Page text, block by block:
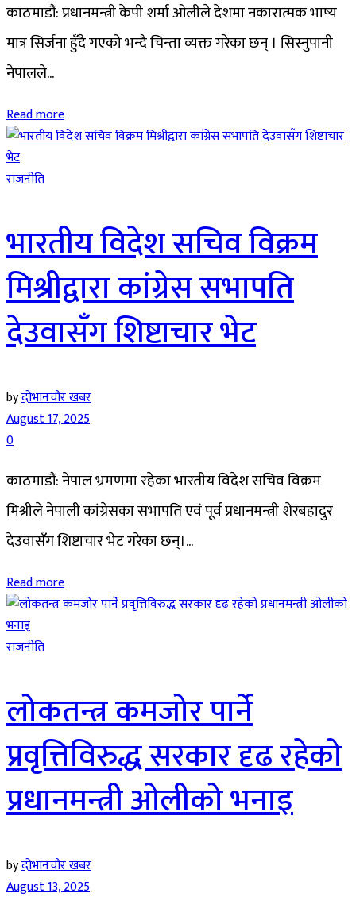
काठमाडौं: प्रधानमन्त्री केपी शर्मा ओलीले देशमा नकारात्मक भाष्य
मात्र सिर्जना हुँदै गएको भन्दै चिन्ता व्यक्त गरेका छन् । सिस्नुपानी
नेपालले...
Read more
राजनीति
भारतीय विदेश सचिव विक्रम
मिश्रीद्वारा कांग्रेस सभापति
देउवासँग शिष्टाचार भेट
byदोभानचौर खबर
August 17, 2025
0
काठमाडौं: नेपाल भ्रमणमा रहेका भारतीय विदेश सचिव विक्रम
मिश्रीले नेपाली कांग्रेसका सभापति एवं पूर्व प्रधानमन्त्री शेरबहादुर
देउवासँग शिष्टाचार भेट गरेका छन्।...
Read more
राजनीति
लोकतन्त्र कमजोर पार्ने
प्रवृत्तिविरुद्ध सरकार दृढ रहेको
प्रधानमन्त्री ओलीको भनाइ
byदोभानचौर खबर
August 13, 2025